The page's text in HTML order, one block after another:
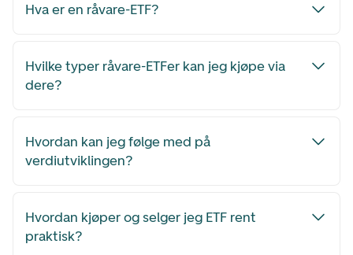
Hva er en råvare-ETF?
Hvilke typer råvare-ETFer kan jeg kjøpe via
dere?
Hvordan kan jeg følge med på
verdiutviklingen?
Hvordan kjøper og selger jeg ETF rent
praktisk?